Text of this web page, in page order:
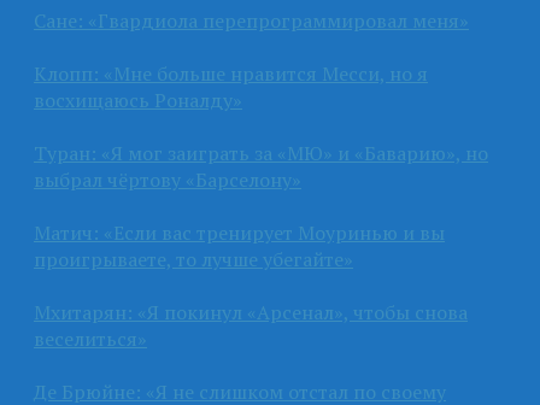
Сане: «Гвардиола перепрограммировал меня»
Клопп: «Мне больше нравится Месси, но я
восхищаюсь Роналду»
Туран: «Я мог заиграть за «МЮ» и «Баварию», но
выбрал чёртову «Барселону»
Матич: «Если вас тренирует Моуринью и вы
проигрываете, то лучше убегайте»
Мхитарян: «Я покинул «Арсенал», чтобы снова
веселиться»
Де Брюйне: «Я не слишком отстал по своему